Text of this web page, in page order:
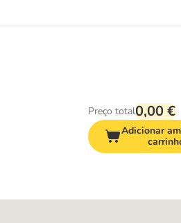
Preço total0,00 €
Adicionar